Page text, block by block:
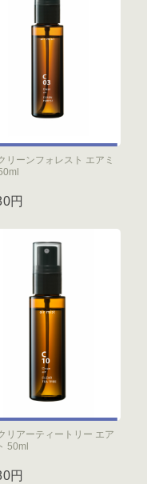
リーンフォレスト エアミ
円
リアーティートリー エア
50ml
円